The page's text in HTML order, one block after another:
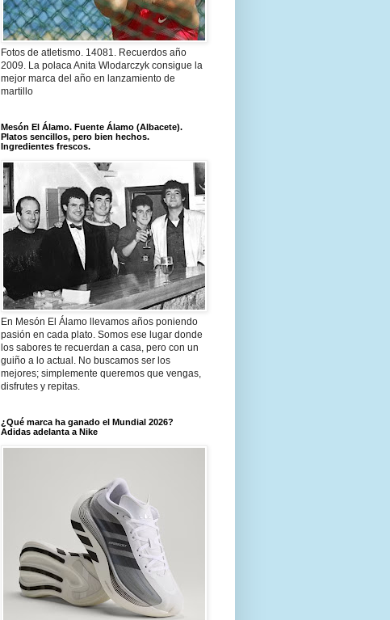
Fotos de atletismo. 14081. Recuerdos año
2009. La polaca Anita Wlodarczyk consigue la
mejor marca del año en lanzamiento de
martillo
Mesón El Álamo. Fuente Álamo (Albacete).
Platos sencillos, pero bien hechos.
Ingredientes frescos.
En Mesón El Álamo llevamos años poniendo
pasión en cada plato. Somos ese lugar donde
los sabores te recuerdan a casa, pero con un
guiño a lo actual. No buscamos ser los
mejores; simplemente queremos que vengas,
disfrutes y repitas.
¿Qué marca ha ganado el Mundial 2026?
Adidas adelanta a Nike